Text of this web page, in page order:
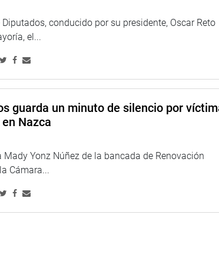
de la Comisión de Presupuesto y Cuenta
de Piura, se escuchará la presentación del
asignado a su pliego para el año fiscal
APP, sostendrá una reunión de trabajo con la
Agroideas y Agrorural. El tema a tratar
representante de Lima, verificará los
y la séptima etapa de la comisaría de Santo
Puno, tiene en su agenda una reunión con
conducido por su presidente, Oscar Reto
el...
guarda un minuto de silencio por
Nazca
Yonz Núñez de la bancada de Renovación
Cámara...